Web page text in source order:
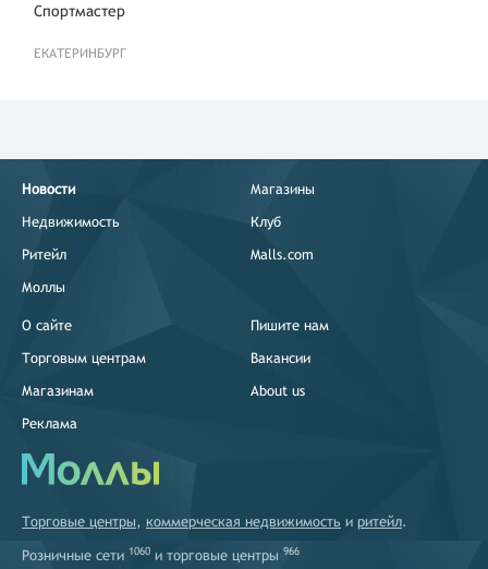
Спортмастер
ЕКАТЕРИНБУРГ
Новости
Недвижимость
Ритейл
Моллы
Магазины
Клуб
Malls.com
О сайте
Торговым центрам
Магазинам
Реклама
Пишите нам
Вакансии
About us
Торговые центры, коммерческая недвижимость и ритейл.
Розничные сети 1060 и торговые центры 966